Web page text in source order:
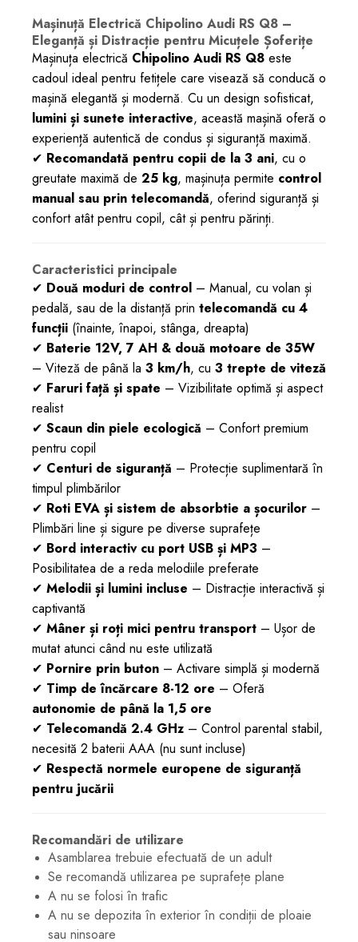
Mașinuță Electrică Chipolino Audi RS Q8 –
Eleganță și Distracție pentru Micuțele Șoferițe
Mașinuța electrică Chipolino Audi RS Q8 este
cadoul ideal pentru fetițele care visează să conducă o
mașină elegantă și modernă. Cu un design sofisticat,
lumini și sunete interactive, această mașină oferă o
experiență autentică de condus și siguranță maximă.
✔ Recomandată pentru copii de la 3 ani, cu o
greutate maximă de 25 kg, mașinuța permite control
manual sau prin telecomandă, oferind siguranță și
confort atât pentru copil, cât și pentru părinți.
Caracteristici principale
✔ Două moduri de control – Manual, cu volan și
pedală, sau de la distanță prin telecomandă cu 4
funcții (înainte, înapoi, stânga, dreapta)
✔ Baterie 12V, 7 AH & două motoare de 35W
– Viteză de până la 3 km/h, cu 3 trepte de viteză
✔ Faruri față și spate – Vizibilitate optimă și aspect
realist
✔ Scaun din piele ecologică – Confort premium
pentru copil
✔ Centuri de siguranță – Protecție suplimentară în
timpul plimbărilor
✔ Roti EVA și sistem de absorbtie a șocurilor –
Plimbări line și sigure pe diverse suprafețe
✔ Bord interactiv cu port USB și MP3 –
Posibilitatea de a reda melodiile preferate
✔ Melodii și lumini incluse – Distracție interactivă și
captivantă
✔ Mâner și roți mici pentru transport – Ușor de
mutat atunci când nu este utilizată
✔ Pornire prin buton – Activare simplă și modernă
✔ Timp de încărcare 8-12 ore – Oferă
autonomie de până la 1,5 ore
✔ Telecomandă 2.4 GHz – Control parental stabil,
necesită 2 baterii AAA (nu sunt incluse)
✔ Respectă normele europene de siguranță
pentru jucării
Recomandări de utilizare
Asamblarea trebuie efectuată de un adult
Se recomandă utilizarea pe suprafețe plane
A nu se folosi în trafic
A nu se depozita în exterior în condiții de ploaie
sau ninsoare